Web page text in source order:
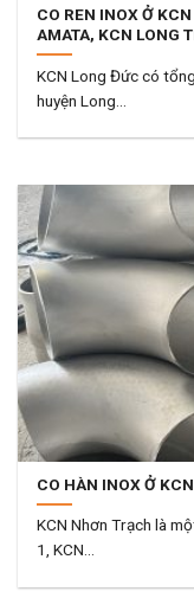
CO REN INOX Ở
AMATA, KCN LONG
KCN Long Đức có
huyện Long...
CO HÀN INOX Ở
KCN Nhơn Trạch là
1, KCN...